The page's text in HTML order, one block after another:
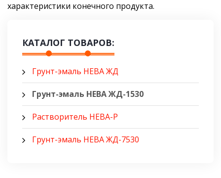
характеристики конечного продукта.
КАТАЛОГ ТОВАРОВ:
Грунт-эмаль НЕВА ЖД
Грунт-эмаль НЕВА ЖД-1530
Растворитель НЕВА-Р
Грунт-эмаль НЕВА ЖД-7530